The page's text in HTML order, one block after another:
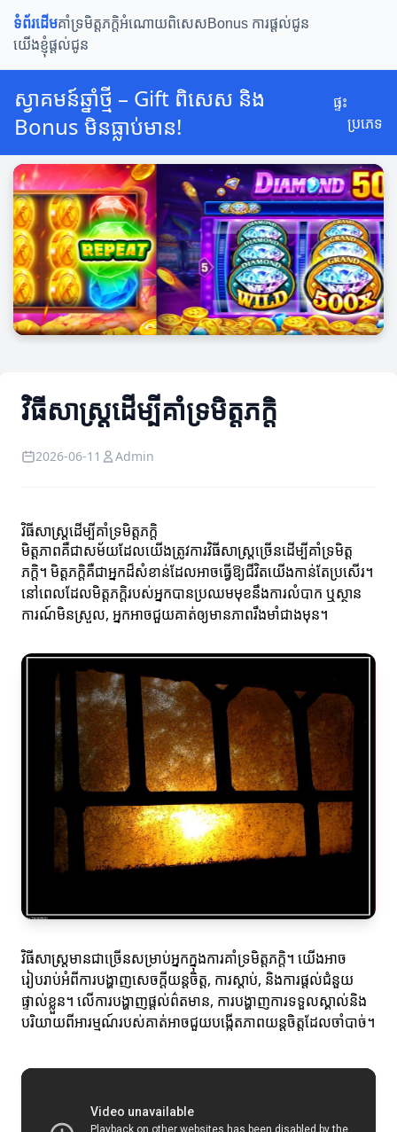
ទំព័រដើមគាំទ្រមិត្តភក្តិអំណោយពិសេសBonus ការផ្តល់ជូន
យើងខ្ញុំផ្តល់ជូន
ស្វាគមន៍ឆ្នាំថ្មី – Gift ពិសេស និង
Bonus មិនធ្លាប់មាន!
ផ្ទះ
ប្រភេទ
វិធីសាស្ត្រដើម្បីគាំទ្រមិត្តភក្តិ
2026-06-11 Admin
វិធីសាស្ត្រដើម្បីគាំទ្រមិត្តភក្តិ
មិត្តភាពគឺជា​សម័យ​ដែលយើងត្រូវការវិធីសាស្ត្រច្រើនដើម្បីគាំទ្រមិត្ត
ភក្តិ។ មិត្តភក្តិគឺជាអ្នកដ៏សំខាន់ដែលអាចធ្វើឱ្យជីវិតយើងកាន់តែប្រសើរ។
នៅពេលដែលមិត្តភក្តិរបស់អ្នកបានប្រឈមមុខនឹងការលំបាក ឬស្ថាន
ការណ៍មិនស្រួល, អ្នកអាចជួយគាត់ឲ្យមានភាពរឹងមាំជាងមុន។
វិធីសាស្ត្រមានជាច្រើនសម្រាប់អ្នកក្នុងការគាំទ្រមិត្តភក្តិ។ យើងអាច
រៀបរាប់អំពីការបង្ហាញសេចក្ដីយន្តចិត្ត, ការស្តាប់, និងការផ្តល់ជំនួយ
ផ្ទាល់ខ្លួន។ លើការបង្ហាញផ្តល់ព៌តមាន, ការបង្ហាញការទទួលស្គាល់និង
បរិយាយពីអារម្មណ៍របស់គាត់អាចជួយបង្កើតភាពយន្តចិត្តដែលចាំបាច់។